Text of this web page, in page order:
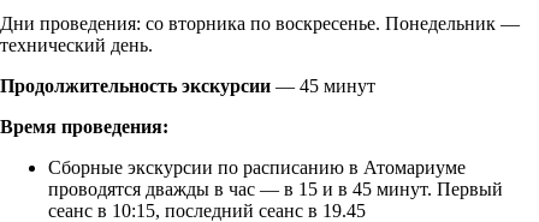
Дни проведения: со вторника по воскресенье. Понедельник —
технический день.
Продолжительность экскурсии — 45 минут
Время проведения:
Сборные экскурсии по расписанию в Атомариуме
проводятся дважды в час — в 15 и в 45 минут. Первый
сеанс в 10:15, последний сеанс в 19.45